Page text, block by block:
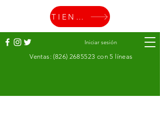
Iniciar sesión
Ventas:(826) 2685523 con 5 líneas
TIENDA